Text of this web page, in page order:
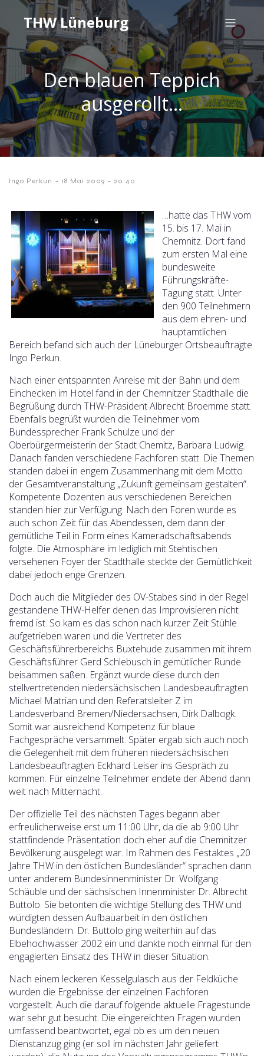
THW Lüneburg
Den blauen Teppich
ausgerollt…
Ingo Perkun - 18 Mai 2009 - 20:40
…hatte das THW vom
15. bis 17. Mai in
Chemnitz. Dort fand
zum ersten Mal eine
bundesweite
Führungskräfte-
Tagung statt. Unter
den 900 Teilnehmern
aus dem ehren- und
hauptamtlichen
Bereich befand sich auch der Lüneburger Ortsbeauftragte
Ingo Perkun.
Nach einer entspannten Anreise mit der Bahn und dem
Einchecken im Hotel fand in der Chemnitzer Stadthalle die
Begrüßung durch THW-Präsident Albrecht Broemme statt.
Ebenfalls begrüßt wurden die Teilnehmer vom
Bundessprecher Frank Schulze und der
Oberbürgermeisterin der Stadt Chemitz, Barbara Ludwig.
Danach fanden verschiedene Fachforen statt. Die Themen
standen dabei in engem Zusammenhang mit dem Motto
der Gesamtveranstaltung „Zukunft gemeinsam gestalten“.
Kompetente Dozenten aus verschiedenen Bereichen
standen hier zur Verfügung. Nach den Foren wurde es
auch schon Zeit für das Abendessen, dem dann der
gemütliche Teil in Form eines Kameradschaftsabends
folgte. Die Atmosphäre im lediglich mit Stehtischen
versehenen Foyer der Stadthalle steckte der Gemütlichkeit
dabei jedoch enge Grenzen.
Doch auch die Mitglieder des OV-Stabes sind in der Regel
gestandene THW-Helfer denen das Improvisieren nicht
fremd ist. So kam es das schon nach kurzer Zeit Stühle
aufgetrieben waren und die Vertreter des
Geschäftsführerbereichs Buxtehude zusammen mit ihrem
Geschäftsführer Gerd Schlebusch in gemütlicher Runde
beisammen saßen. Ergänzt wurde diese durch den
stellvertretenden niedersächsischen Landesbeauftragten
Michael Matrian und den Referatsleiter Z im
Landesverband Bremen/Niedersachsen, Dirk Dalbogk.
Somit war ausreichend Kompetenz für blaue
Fachgespräche versammelt. Später ergab sich auch noch
die Gelegenheit mit dem früheren niedersächsischen
Landesbeauftragten Eckhard Leiser ins Gespräch zu
kommen. Für einzelne Teilnehmer endete der Abend dann
weit nach Mitternacht.
Der offizielle Teil des nächsten Tages begann aber
erfreulicherweise erst um 11:00 Uhr, da die ab 9:00 Uhr
stattfindende Präsentation doch eher auf die Chemnitzer
Bevölkerung ausgelegt war. Im Rahmen des Festaktes „20
Jahre THW in den östlichen Bundesländer“ sprachen dann
unter anderem Bundesinnenminister Dr. Wolfgang
Schäuble und der sächsischen Innenminister Dr. Albrecht
Buttolo. Sie betonten die wichtige Stellung des THW und
würdigten dessen Aufbauarbeit in den östlichen
Bundesländern. Dr. Buttolo ging weiterhin auf das
Elbehochwasser 2002 ein und dankte noch einmal für den
engagierten Einsatz des THW in dieser Situation.
Nach einem leckeren Kesselgulasch aus der Feldküche
wurden die Ergebnisse der einzelnen Fachforen
vorgestellt. Auch die darauf folgende aktuelle Fragestunde
war sehr gut besucht. Die eingereichten Fragen wurden
umfassend beantwortet, egal ob es um den neuen
Dienstanzug ging (er soll im nächsten Jahr geliefert